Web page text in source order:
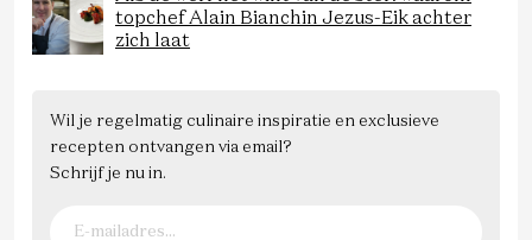
topchef Alain Bianchin Jezus-Eik achter
zich laat
Wil je regelmatig culinaire inspiratie en exclusieve
recepten ontvangen via email?
Schrijf je nu in.